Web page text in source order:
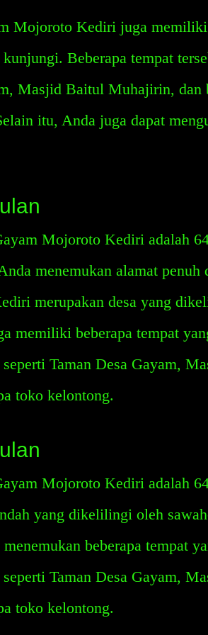
Mojoroto Kediri juga memiliki
Beberapa tempat
Masjid Baitul Muhajirin, dan
itu, Anda juga dapat
Mojoroto Kediri adalah
menemukan alamat penuh
merupakan desa yang
memiliki beberapa tempat
Taman Desa Gayam,
toko kelontong.
Mojoroto Kediri adalah
yang dikelilingi oleh
beberapa tempat
Taman Desa Gayam,
toko kelontong.